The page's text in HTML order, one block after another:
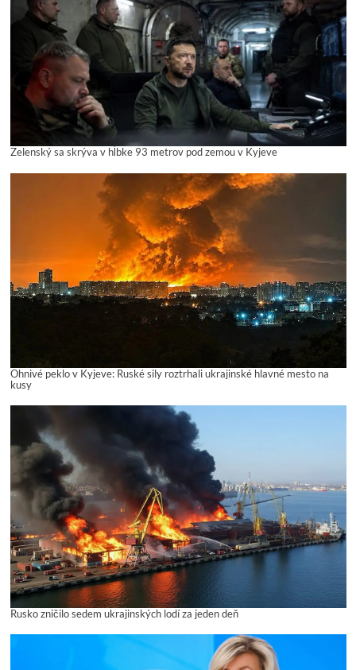
Zelenský sa skrýva v hĺbke 93 metrov pod zemou v Kyjeve
Ohnivé peklo v Kyjeve: Ruské sily roztrhali ukrajinské hlavné mesto na
kusy
Rusko zničilo sedem ukrajinských lodí za jeden deň